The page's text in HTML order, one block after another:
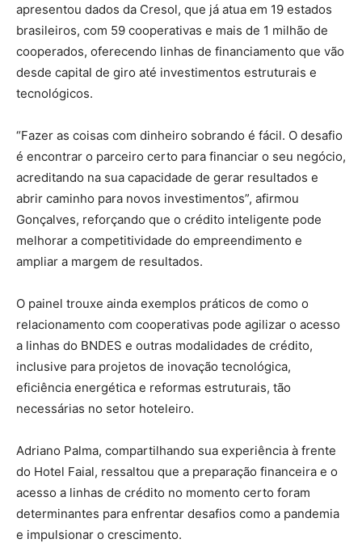
apresentou dados da Cresol, que já atua em 19 estados
brasileiros, com 59 cooperativas e mais de 1 milhão de
cooperados, oferecendo linhas de financiamento que vão
desde capital de giro até investimentos estruturais e
tecnológicos.
“Fazer as coisas com dinheiro sobrando é fácil. O desafio
é encontrar o parceiro certo para financiar o seu negócio,
acreditando na sua capacidade de gerar resultados e
abrir caminho para novos investimentos”, afirmou
Gonçalves, reforçando que o crédito inteligente pode
melhorar a competitividade do empreendimento e
ampliar a margem de resultados.
O painel trouxe ainda exemplos práticos de como o
relacionamento com cooperativas pode agilizar o acesso
a linhas do BNDES e outras modalidades de crédito,
inclusive para projetos de inovação tecnológica,
eficiência energética e reformas estruturais, tão
necessárias no setor hoteleiro.
Adriano Palma, compartilhando sua experiência à frente
do Hotel Faial, ressaltou que a preparação financeira e o
acesso a linhas de crédito no momento certo foram
determinantes para enfrentar desafios como a pandemia
e impulsionar o crescimento.